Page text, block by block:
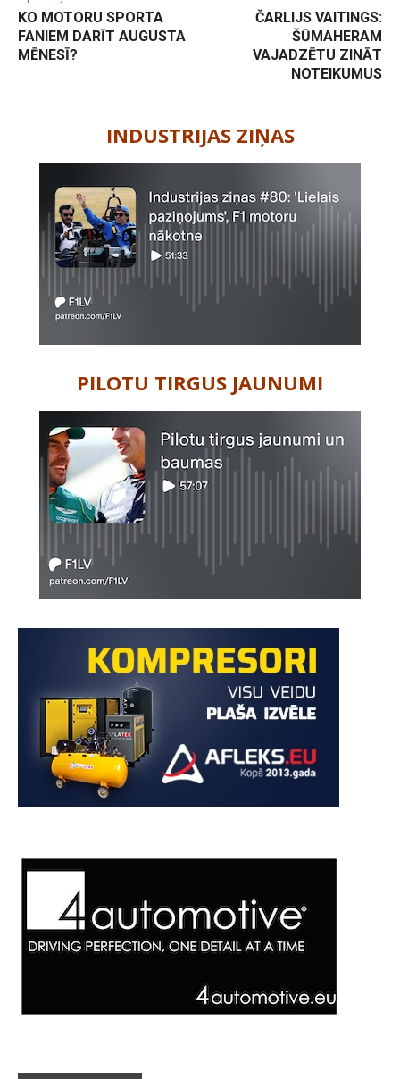
KO MOTORU SPORTA
FANIEM DARĪT AUGUSTA
MĒNESĪ?
ČARLIJS VAITINGS:
ŠŪMAHERAM
VAJADZĒTU ZINĀT
NOTEIKUMUS
INDUSTRIJAS ZIŅAS
PILOTU TIRGUS JAUNUMI